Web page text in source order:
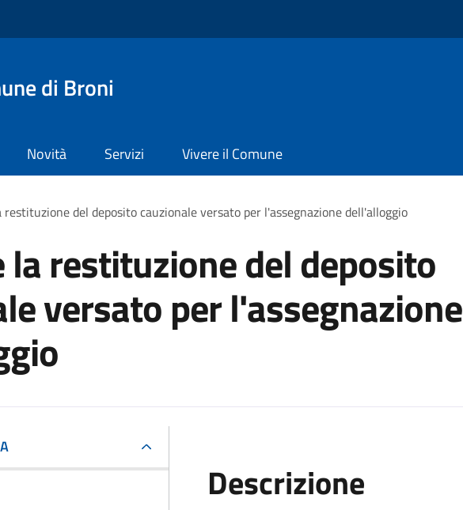
di Broni
Novità Servizi Vivere il Comune
pane
restituzione del deposito cauzionale versato per l'assegnazione dell'alloggio
la restituzione del deposito
versato per l'assegnazione
Descrizione